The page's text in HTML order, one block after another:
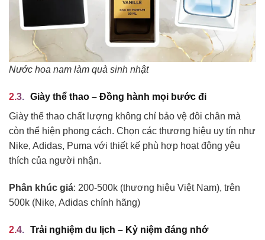
Nước hoa nam làm quà sinh nhật
Giày thể thao – Đồng hành mọi bước đi
Giày thể thao chất lượng không chỉ bảo vệ đôi chân mà
còn thể hiện phong cách. Chọn các thương hiệu uy tín như
Nike, Adidas, Puma với thiết kế phù hợp hoạt động yêu
thích của người nhận.
Phân khúc giá: 200-500k (thương hiệu Việt Nam), trên
500k (Nike, Adidas chính hãng)
Trải nghiệm du lịch – Kỷ niệm đáng nhớ